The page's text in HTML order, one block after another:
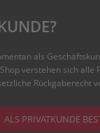
als
verstehen sich alle
Rückgaberecht
ALS PRIVATKUNDE